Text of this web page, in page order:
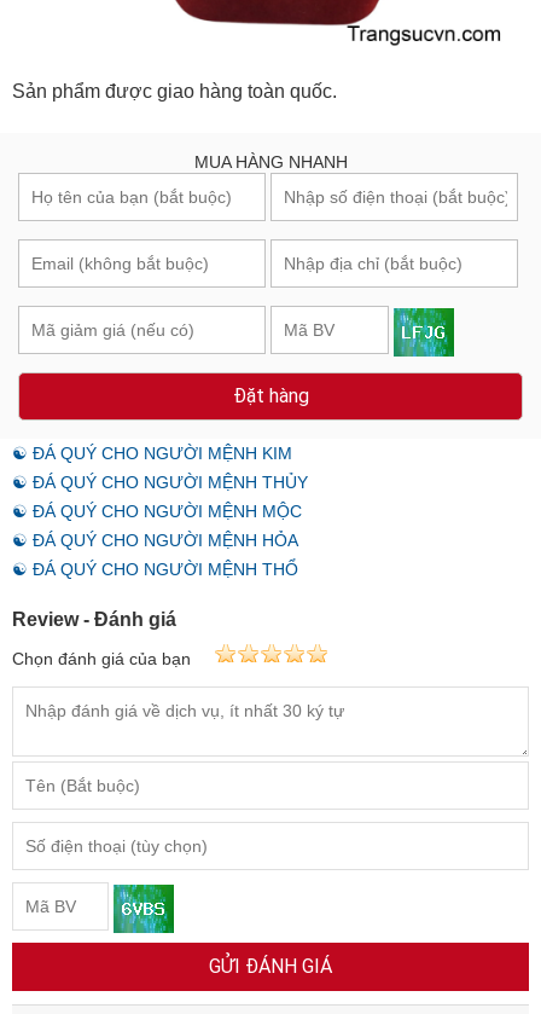
Sản phẩm được giao hàng toàn quốc.
MUA HÀNG NHANH
Đặt hàng
☯ ĐÁ QUÝ CHO NGƯỜI MỆNH KIM
☯ ĐÁ QUÝ CHO NGƯỜI MỆNH THỦY
☯ ĐÁ QUÝ CHO NGƯỜI MỆNH MỘC
☯ ĐÁ QUÝ CHO NGƯỜI MỆNH HỎA
☯ ĐÁ QUÝ CHO NGƯỜI MỆNH THỔ
Review - Đánh giá
Chọn đánh giá của bạn
GỬI ĐÁNH GIÁ